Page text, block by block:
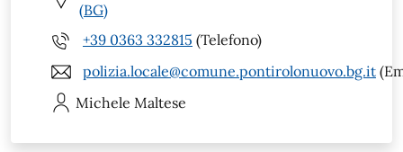
(BG)
+39 0363 332815 (Telefono)
polizia.locale@comune.pontirolonuovo.bg.it
Michele Maltese